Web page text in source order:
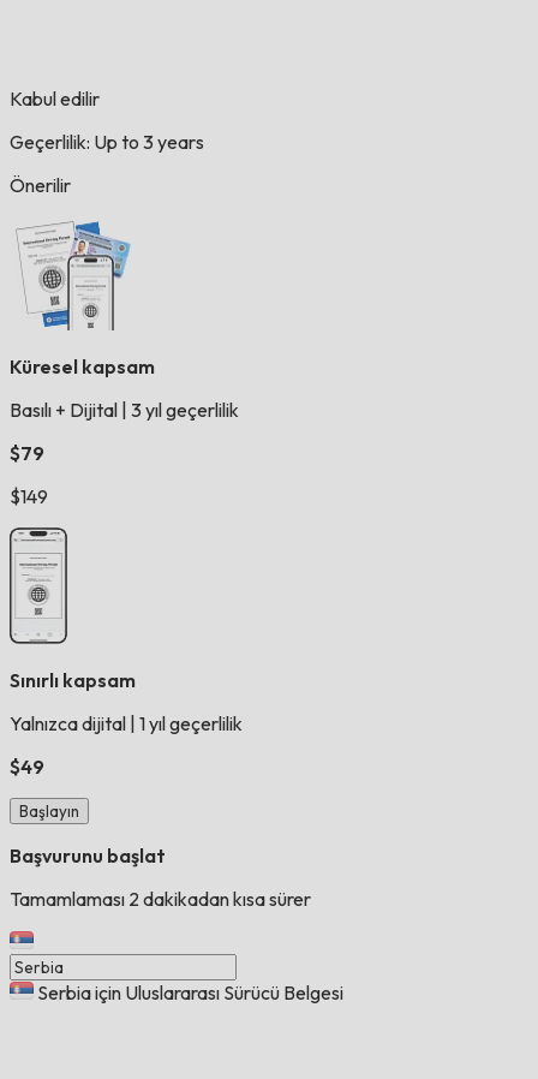
Kabul edilir
Geçerlilik: Up to 3 years
Önerilir
Küresel kapsam
Basılı + Dijital 3 yıl geçerlilik
$79
$149
Sınırlı kapsam
Yalnızca dijital 1 yıl geçerlilik
$49
Başlayın
Başvurunu başlat
Tamamlaması 2 dakikadan kısa sürer
Serbia için Uluslararası Sürücü Belgesi